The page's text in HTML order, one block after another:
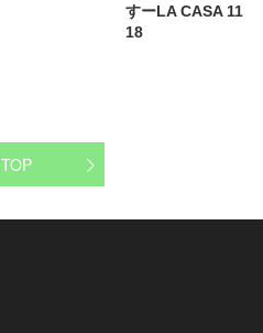
すーLA CASA 11
18
TOP